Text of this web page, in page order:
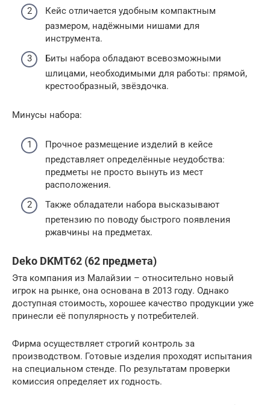
Кейс отличается удобным компактным
размером, надёжными нишами для
инструмента.
Биты набора обладают всевозможными
шлицами, необходимыми для работы: прямой,
крестообразный, звёздочка.
Минусы набора:
Прочное размещение изделий в кейсе
представляет определённые неудобства:
предметы не просто вынуть из мест
расположения.
Также обладатели набора высказывают
претензию по поводу быстрого появления
ржавчины на предметах.
Deko DKMT62 (62 предмета)
Эта компания из Малайзии – относительно новый
игрок на рынке, она основана в 2013 году. Однако
доступная стоимость, хорошее качество продукции уже
принесли её популярность у потребителей.
Фирма осуществляет строгий контроль за
производством. Готовые изделия проходят испытания
на специальном стенде. По результатам проверки
комиссия определяет их годность.